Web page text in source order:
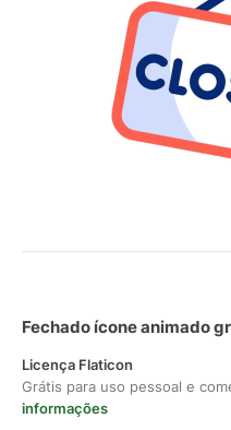
Fechado ícone animado
Licença Flaticon
Grátis para uso pessoal e
informações